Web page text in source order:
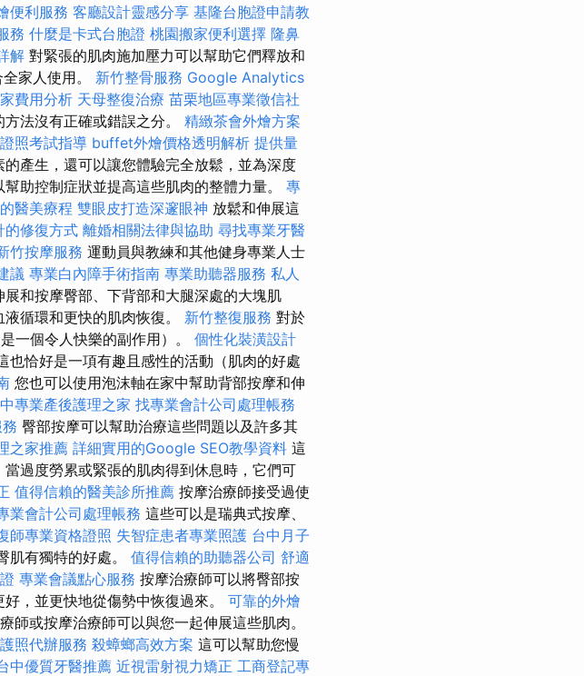
便利服務 客廳設計靈感分享 基隆台胞證申請教
務 什麼是卡式台胞證 桃園搬家便利選擇 隆鼻
解 對緊張的肌肉施加壓力可以幫助它們釋放和
家人使用。 新竹整骨服務 Google Analytics
費用分析 天母整復治療 苗栗地區專業徵信社
法沒有正確或錯誤之分。 精緻茶會外燴方案
照考試指導 buffet外燴價格透明解析 提供量
產生，還可以讓您體驗完全放鬆，並為深度
助控制症狀並提高這些肌肉的整體力量。 專
醫美療程 雙眼皮打造深邃眼神 放鬆和伸展這
的修復方式 離婚相關法律與協助 尋找專業牙醫
竹按摩服務 運動員與教練和其他健身專業人士
議 專業白內障手術指南 專業助聽器服務 私人
和按摩臀部、下背部和大腿深處的大塊肌
循環和更快的肌肉恢復。 新竹整復服務 對於
一個令人快樂的副作用）。 個性化裝潢設計
也恰好是一項有趣且感性的活動（肌肉的好處
您也可以使用泡沫軸在家中幫助背部按摩和伸
專業產後護理之家 找專業會計公司處理帳務
臀部按摩可以幫助治療這些問題以及許多其
之家推薦 詳細實用的Google SEO教學資料 這
過度勞累或緊張的肌肉得到休息時，它們可
值得信賴的醫美診所推薦 按摩治療師接受過使
業會計公司處理帳務 這些可以是瑞典式按摩、
師專業資格證照 失智症患者專業照護 台中月子
肌有獨特的好處。 值得信賴的助聽器公司 舒適
專業會議點心服務 按摩治療師可以將臀部按
，並更快地從傷勢中恢復過來。 可靠的外燴
師或按摩治療師可以與您一起伸展這些肌肉。
照代辦服務 殺蟑螂高效方案 這可以幫助您慢
中優質牙醫推薦 近視雷射視力矯正 工商登記專